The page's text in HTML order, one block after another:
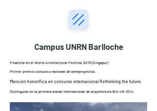
Campus UNRN Bariloche
Finalista en el World Architectural Festival 2015 (Singapur)
Primer premio concurso nacional de anteproyectos
Mención honorífica en concurso internacional Rethinking the future
Distinguido en la primera bienal internacional de arquitectura BIA-AR 2014